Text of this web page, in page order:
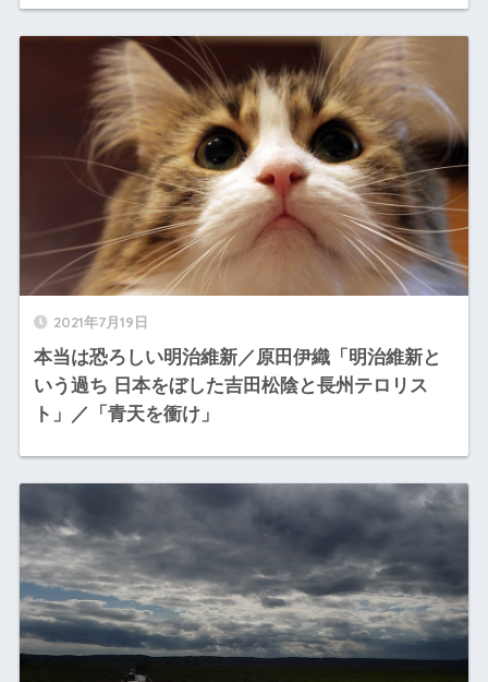
2021年7月19日
本当は恐ろしい明治維新／原田伊織「明治維新と
いう過ち 日本をぼした吉田松陰と長州テロリス
ト」／「青天を衝け」